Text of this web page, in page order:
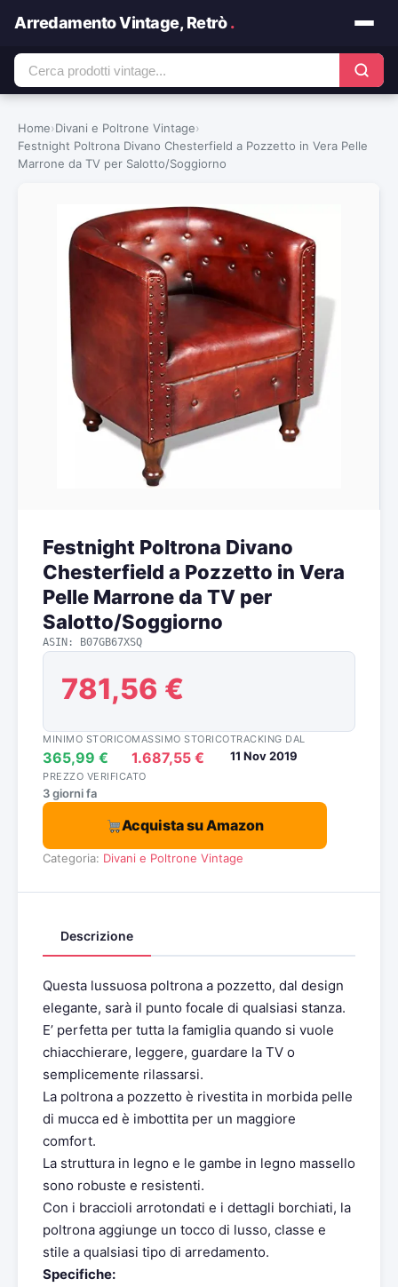
Arredamento Vintage, Retrò.
Home›Divani e Poltrone Vintage›
Festnight Poltrona Divano Chesterfield a Pozzetto in Vera Pelle
Marrone da TV per Salotto/Soggiorno
Festnight Poltrona Divano
Chesterfield a Pozzetto in Vera
Pelle Marrone da TV per
Salotto/Soggiorno
ASIN: B07GB67XSQ
781,56 €
MINIMO STORICO
365,99 €
MASSIMO STORICO
1.687,55 €
TRACKING DAL
11 Nov 2019
PREZZO VERIFICATO
3 giorni fa
Acquista su Amazon
Categoria: Divani e Poltrone Vintage
Descrizione
Questa lussuosa poltrona a pozzetto, dal design
elegante, sarà il punto focale di qualsiasi stanza.
E’ perfetta per tutta la famiglia quando si vuole
chiacchierare, leggere, guardare la TV o
semplicemente rilassarsi.
La poltrona a pozzetto è rivestita in morbida pelle
di mucca ed è imbottita per un maggiore
comfort.
La struttura in legno e le gambe in legno massello
sono robuste e resistenti.
Con i braccioli arrotondati e i dettagli borchiati, la
poltrona aggiunge un tocco di lusso, classe e
stile a qualsiasi tipo di arredamento.
Specifiche: